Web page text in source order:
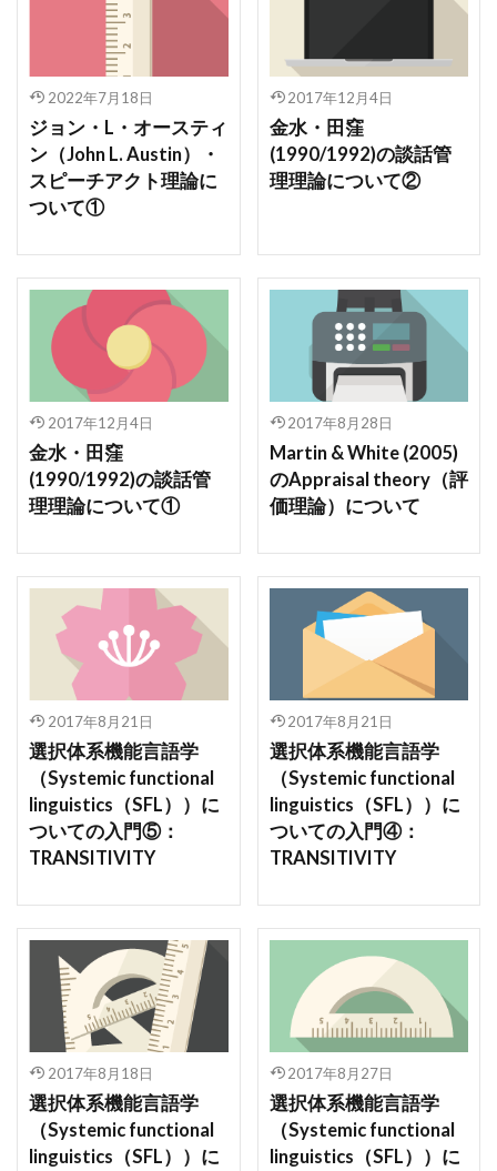
2022年7月18日
ジョン・L・オースティ
ン（John L. Austin）・
スピーチアクト理論に
ついて①
2017年12月4日
金水・田窪
(1990/1992)の談話管
理理論について②
2017年12月4日
金水・田窪
(1990/1992)の談話管
理理論について①
2017年8月28日
Martin & White (2005)
のAppraisal theory（評
価理論）について
2017年8月21日
選択体系機能言語学
（Systemic functional
linguistics（SFL））に
ついての入門⑤：
TRANSITIVITY
2017年8月21日
選択体系機能言語学
（Systemic functional
linguistics（SFL））に
ついての入門④：
TRANSITIVITY
2017年8月18日
選択体系機能言語学
（Systemic functional
linguistics（SFL））に
2017年8月27日
選択体系機能言語学
（Systemic functional
linguistics（SFL））に